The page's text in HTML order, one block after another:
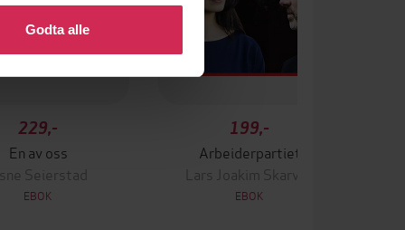
Godta alle
229,-
En av oss
Seierstad
EBOK
199,-
Arbeiderpartiet
Lars Joakim Skarvøy
EBOK